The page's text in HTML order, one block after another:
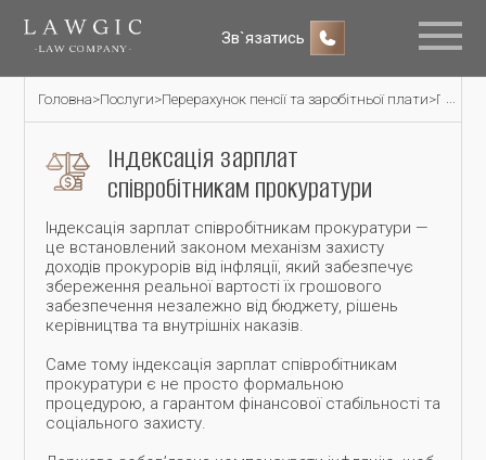
Зв`язатись
Головна>Послуги>Перерахунок пенсії та заробітньої плати>
Індексація зарплат
співробітникам прокуратури
Індексація зарплат співробітникам прокуратури —
це встановлений законом механізм захисту
доходів прокурорів від інфляції, який забезпечує
збереження реальної вартості їх грошового
забезпечення незалежно від бюджету, рішень
керівництва та внутрішніх наказів.
Саме тому індексація зарплат співробітникам
прокуратури є не просто формальною
процедурою, а гарантом фінансової стабільності та
соціального захисту.